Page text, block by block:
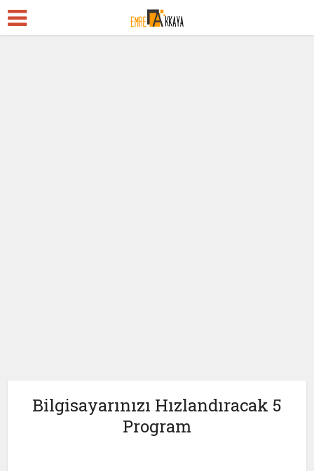
Bilgisayarınızı Hızlandıracak 5
Program